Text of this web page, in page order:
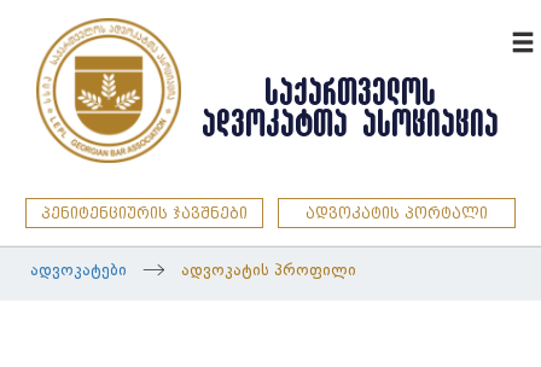
ᲡᲐᲥᲐᲠᲗᲕᲔᲚᲝᲡ
ᲐᲓᲕᲝᲙᲐᲢᲗᲐ ᲐᲡᲝᲪᲘᲐᲪᲘᲐ
პენიტენციურის ჯავშნები ადვოკატის პორტალი
ადვოკატები ადვოკატის პროფილი